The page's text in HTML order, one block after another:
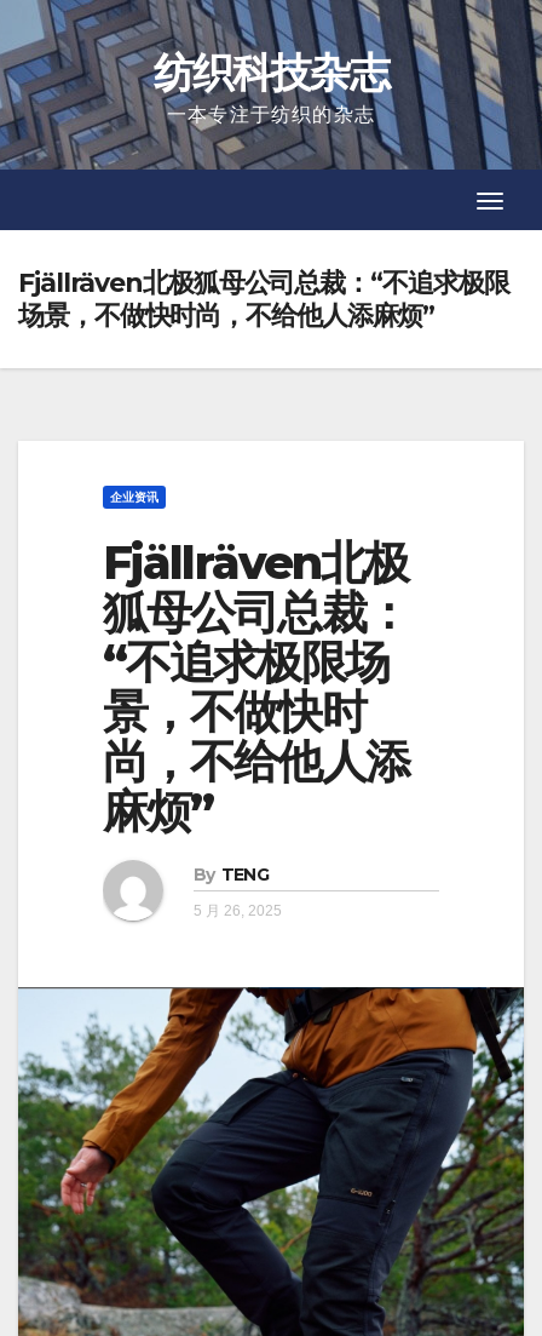
to
content
纺织科技杂志
一本专注于纺织的杂志
Fjällräven北极狐母公司总裁：“不追求极限
场景，不做快时尚，不给他人添麻烦”
企业资讯
Fjällräven北极
狐母公司总裁：
“不追求极限场
景，不做快时
尚，不给他人添
麻烦”
By TENG
5 月 26, 2025